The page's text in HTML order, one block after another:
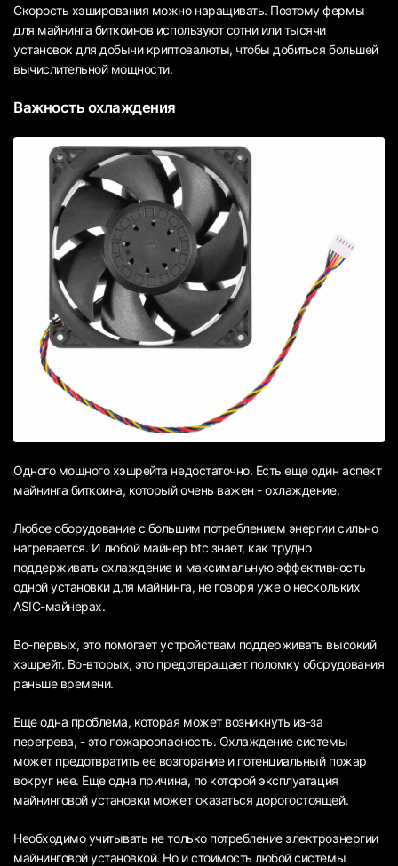
Скорость хэширования можно наращивать. Поэтому фермы
для майнинга биткоинов используют сотни или тысячи
установок для добычи криптовалюты, чтобы добиться большей
вычислительной мощности.
Важность охлаждения
Одного мощного хэшрейта недостаточно. Есть еще один аспект
майнинга биткоина, который очень важен - охлаждение.
Любое оборудование с большим потреблением энергии сильно
нагревается. И любой майнер btc знает, как трудно
поддерживать охлаждение и максимальную эффективность
одной установки для майнинга, не говоря уже о нескольких
ASIC-майнерах.
Во-первых, это помогает устройствам поддерживать высокий
хэшрейт. Во-вторых, это предотвращает поломку оборудования
раньше времени.
Еще одна проблема, которая может возникнуть из-за
перегрева, - это пожароопасность. Охлаждение системы
может предотвратить ее возгорание и потенциальный пожар
вокруг нее. Еще одна причина, по которой эксплуатация
майнинговой установки может оказаться дорогостоящей.
Необходимо учитывать не только потребление электроэнергии
майнинговой установкой. Но и стоимость любой системы